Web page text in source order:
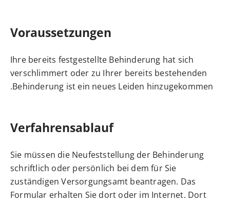
Voraussetzungen
Ihre bereits festgestellte Behinderung hat sich
verschlimmert oder zu Ihrer bereits bestehenden
Behinderung ist ein neues Leiden hinzugekommen.
Verfahrensablauf
Sie müssen die Neufeststellung der Behinderung
schriftlich oder persönlich bei dem für Sie
zuständigen Versorgungsamt beantragen. Das
Formular erhalten Sie dort oder im Internet. Dort